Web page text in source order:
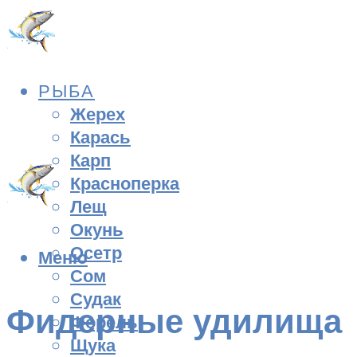
РЫБА
Жерех
Карась
Карп
Красноперка
Лещ
Окунь
Осетр
Сом
Судак
Форель
Щука
Меню
Фидерные удилища